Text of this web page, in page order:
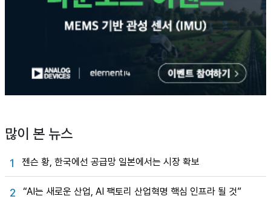
많이 본 뉴스
1 젠슨 황, 한국에선 공급망 일본에서는 시장 확보
2 “AI는 새로운 산업, AI 팩토리 산업혁명 핵심 인프라 될 것”